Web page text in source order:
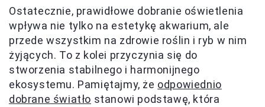
Ostatecznie, prawidłowe dobranie oświetlenia
wpływa nie tylko na estetykę akwarium, ale
przede wszystkim na zdrowie roślin i ryb w nim
żyjących. To z kolei przyczynia się do
stworzenia stabilnego i harmonijnego
ekosystemu. Pamiętajmy, że odpowiednio
dobrane światło stanowi podstawę, która